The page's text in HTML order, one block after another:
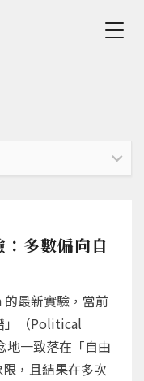
多數偏向自
最新實驗，當前
」（Political
地一致落在「自由
，且結果在多次